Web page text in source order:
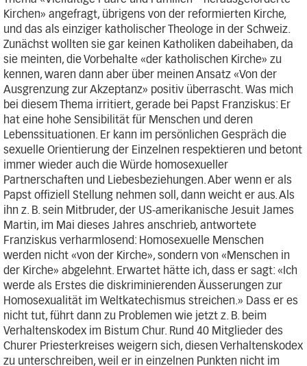
Kirchen» angefragt, übrigens von der reformierten Kirche,
und das als einziger katholischer Theologe in der Schweiz.
Zunächst wollten sie gar keinen Katholiken dabeihaben, da
sie meinten, die Vorbehalte «der katholischen Kirche» zu
kennen, waren dann aber über meinen Ansatz «Von der
Ausgrenzung zur Akzeptanz» positiv überrascht. Was mich
bei diesem Thema irritiert, gerade bei Papst Franziskus: Er
hat eine hohe Sensibilität für Menschen und deren
Lebenssituationen. Er kann im persönlichen Gespräch die
sexuelle Orientierung der Einzelnen respektieren und betont
immer wieder auch die Würde homosexueller
Partnerschaften und Liebesbeziehungen. Aber wenn er als
Papst offiziell Stellung nehmen soll, dann weicht er aus. Als
ihn z. B. sein Mitbruder, der US-amerikanische Jesuit James
Martin, im Mai dieses Jahres anschrieb, antwortete
Franziskus verharmlosend: Homosexuelle Menschen
werden nicht «von der Kirche», sondern von «Menschen in
der Kirche» abgelehnt. Erwartet hätte ich, dass er sagt: «Ich
werde als Erstes die diskriminierenden Äusserungen zur
Homosexualität im Weltkatechismus streichen.» Dass er es
nicht tut, führt dann zu Problemen wie jetzt z. B. beim
Verhaltenskodex im Bistum Chur. Rund 40 Mitglieder des
Churer Priesterkreises weigern sich, diesen Verhaltenskodex
zu unterschreiben, weil er in einzelnen Punkten nicht im